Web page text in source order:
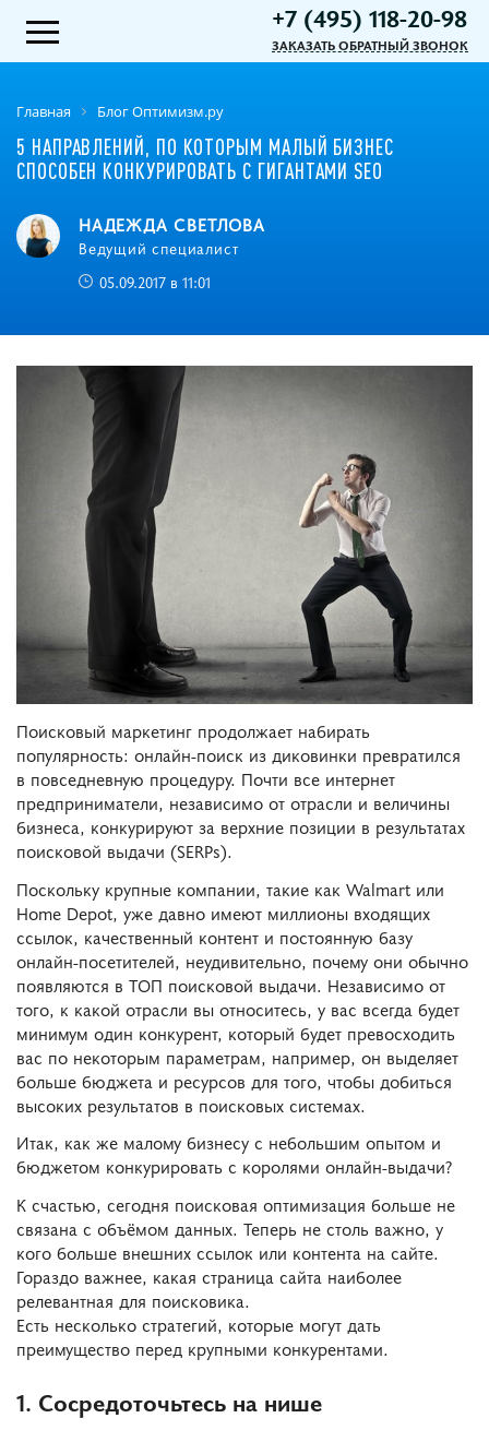
+7 (495) 118-20-98
ЗАКАЗАТЬ ОБРАТНЫЙ ЗВОНОК
Главная Блог Оптимизм.ру
5 НАПРАВЛЕНИЙ, ПО КОТОРЫМ МАЛЫЙ БИЗНЕС
СПОСОБЕН КОНКУРИРОВАТЬ С ГИГАНТАМИ SEO
НАДЕЖДА СВЕТЛОВА
Ведущий специалист
05.09.2017 в 11:01
Поисковый маркетинг продолжает набирать
популярность: онлайн-поиск из диковинки превратился
в повседневную процедуру. Почти все интернет
предприниматели, независимо от отрасли и величины
бизнеса, конкурируют за верхние позиции в результатах
поисковой выдачи (SERPs).
Поскольку крупные компании, такие как Walmart или
Home Depot, уже давно имеют миллионы входящих
ссылок, качественный контент и постоянную базу
онлайн-посетителей, неудивительно, почему они обычно
появляются в ТОП поисковой выдачи. Независимо от
того, к какой отрасли вы относитесь, у вас всегда будет
минимум один конкурент, который будет превосходить
вас по некоторым параметрам, например, он выделяет
больше бюджета и ресурсов для того, чтобы добиться
высоких результатов в поисковых системах.
Итак, как же малому бизнесу с небольшим опытом и
бюджетом конкурировать с королями онлайн-выдачи?
К счастью, сегодня поисковая оптимизация больше не
связана с объёмом данных. Теперь не столь важно, у
кого больше внешних ссылок или контента на сайте.
Гораздо важнее, какая страница сайта наиболее
релевантная для поисковика.
Есть несколько стратегий, которые могут дать
преимущество перед крупными конкурентами.
1. Сосредоточьтесь на нише